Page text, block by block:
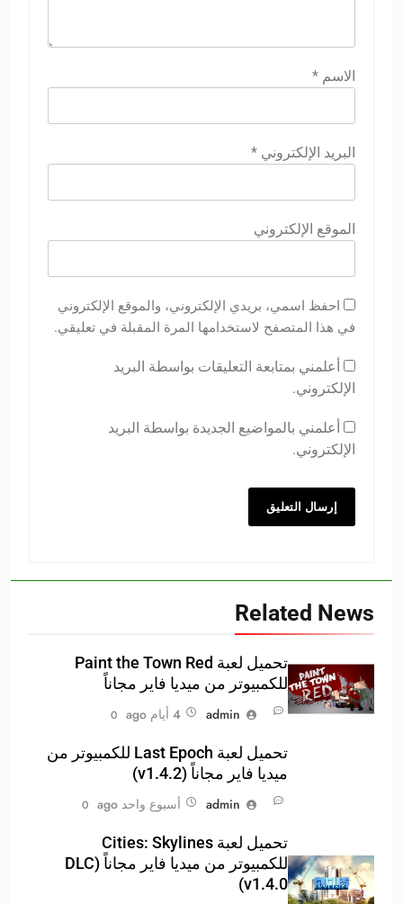
الاسم *
البريد الإلكتروني *
الموقع الإلكتروني
احفظ اسمي، بريدي الإلكتروني، والموقع الإلكتروني
في هذا المتصفح لاستخدامها المرة المقبلة في تعليقي.
أعلمني بمتابعة التعليقات بواسطة البريد
الإلكتروني.
أعلمني بالمواضيع الجديدة بواسطة البريد
الإلكتروني.
Related News
تحميل لعبة Paint the Town Red
للكمبيوتر من ميديا فاير مجاناً
admin
4 أيام ago 0
تحميل لعبة Last Epoch للكمبيوتر من
ميديا فاير مجاناً (v1.4.2)
admin
أسبوع واحد ago 0
تحميل لعبة Cities: Skylines
للكمبيوتر من ميديا فاير مجاناً (DLC
v1.4.0)